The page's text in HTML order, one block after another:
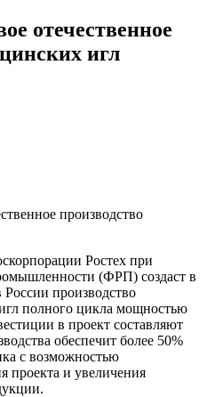
отечественное
игл
Ростех при
(ФРП) создаст в
России производство
полного цикла мощностью
в проект составляют
обеспечит более 50%
с возможностью
проекта и увеличения